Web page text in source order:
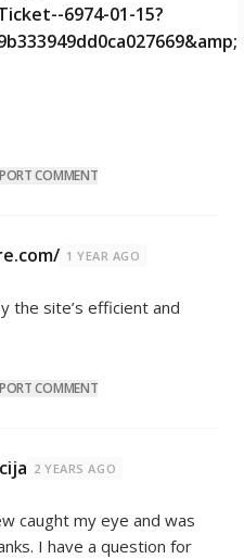
6974-01-15?
COMMENT
1 YEAR AGO
the site’s efficient and
COMMENT
2 YEARS AGO
caught my eye and was
I have a question for